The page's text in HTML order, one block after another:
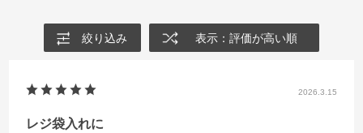
絞り込み 表示：評価が高い順
2026.3.15
レジ袋入れに